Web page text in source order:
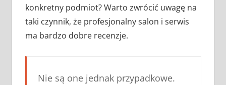
konkretny podmiot? Warto zwrócić uwagę na
taki czynnik, że profesjonalny salon i serwis
ma bardzo dobre recenzje.
Nie są one jednak przypadkowe.